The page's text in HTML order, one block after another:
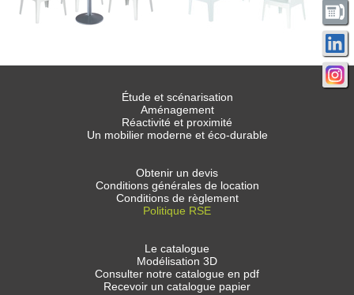
Étude et scénarisation
Aménagement
Réactivité et proximité
Un mobilier moderne et éco-durable
Obtenir un devis
Conditions générales de location
Conditions de règlement
Politique RSE
Le catalogue
Modélisation 3D
Consulter notre catalogue en pdf
Recevoir un catalogue papier